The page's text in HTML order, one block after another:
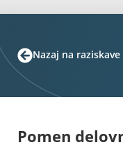
Nazaj na raziskave
Pomen